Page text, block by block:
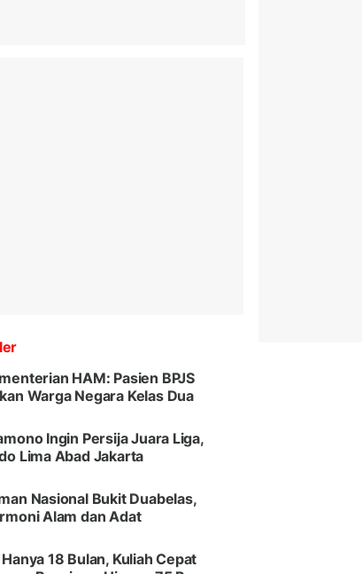
HAM: Pasien BPJS
Warga Negara Kelas Dua
Ingin Persija Juara Liga,
Lima Abad Jakarta
Nasional Bukit Duabelas,
Alam dan Adat
18 Bulan, Kuliah Cepat